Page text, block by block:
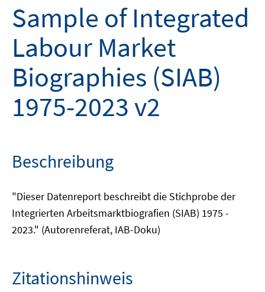
Sample of Integrated
Labour Market
Biographies (SIAB)
1975-2023 v2
Beschreibung
"Dieser Datenreport beschreibt die Stichprobe der
Integrierten Arbeitsmarktbiografien (SIAB) 1975 -
2023." (Autorenreferat, IAB-Doku)
Zitationshinweis